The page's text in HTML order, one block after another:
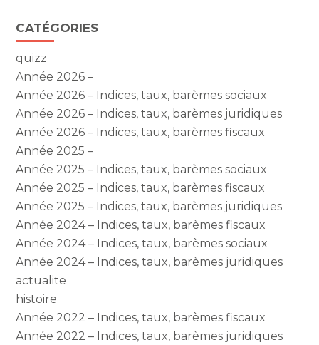
Blog
sidebar
CATÉGORIES
quizz
Année 2026 –
Année 2026 – Indices, taux, barèmes sociaux
Année 2026 – Indices, taux, barèmes juridiques
Année 2026 – Indices, taux, barèmes fiscaux
Année 2025 –
Année 2025 – Indices, taux, barèmes sociaux
Année 2025 – Indices, taux, barèmes fiscaux
Année 2025 – Indices, taux, barèmes juridiques
Année 2024 – Indices, taux, barèmes fiscaux
Année 2024 – Indices, taux, barèmes sociaux
Année 2024 – Indices, taux, barèmes juridiques
actualite
histoire
Année 2022 – Indices, taux, barèmes fiscaux
Année 2022 – Indices, taux, barèmes juridiques